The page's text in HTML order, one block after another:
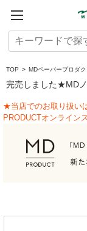
TOP > MDペーパープロダク
完売しました★MD
★当店でのお取り扱い
PRODUCTオンライン